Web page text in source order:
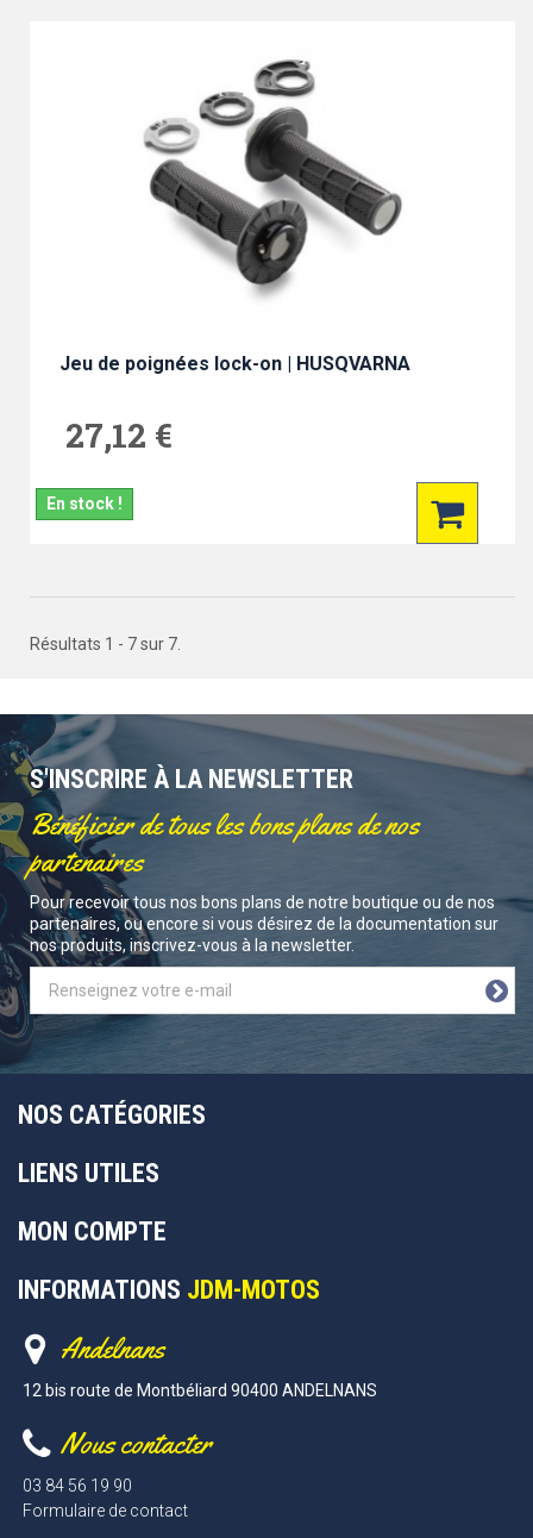
Jeu de poignées lock-on | HUSQVARNA
27,12 €
En stock !
Résultats 1 - 7 sur 7.
S'INSCRIRE À LA NEWSLETTER
Bénéficier de tous les bons plans de nos
partenaires
Pour recevoir tous nos bons plans de notre boutique ou de nos
partenaires, ou encore si vous désirez de la documentation sur
nos produits, inscrivez-vous à la newsletter.
NOS CATÉGORIES
LIENS UTILES
MON COMPTE
INFORMATIONS JDM-MOTOS
Andelnans
12 bis route de Montbéliard 90400 ANDELNANS
Nous contacter
03 84 56 19 90
Formulaire de contact